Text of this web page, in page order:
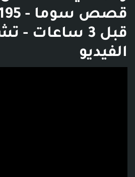
قبل 3 ساعات -
الفيديو